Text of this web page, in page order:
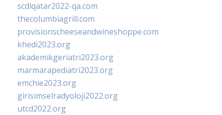
scdlqatar2022-qa.com
thecolumbiagrill.com
provisionscheeseandwineshoppe.com
khedi2023.org
akademikgeriatri2023.org
marmarapediatri2023.org
emchie2023.org
girisimselradyoloji2022.org
utcd2022.org